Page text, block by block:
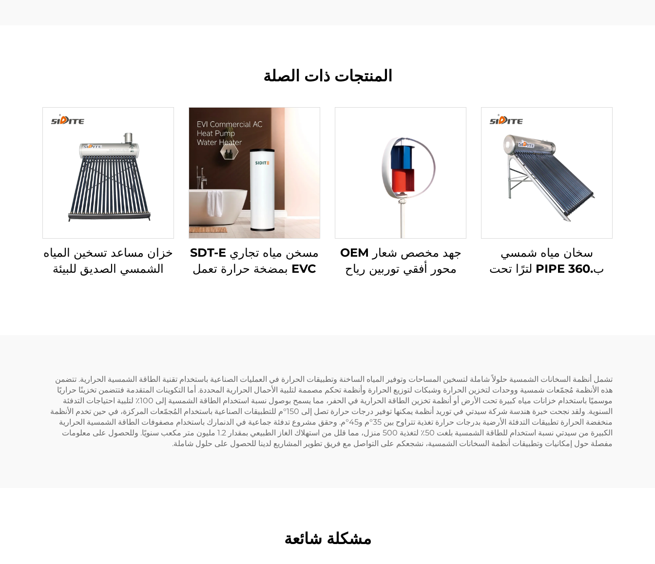
المنتجات ذات الصلة
سخان مياه شمسي
ب.PIPE 360 لترًا تحت
جهد مخصص شعار OEM
محور أفقي توربين رياح
مسخن مياه تجاري SDT-E
EVC بمضخة حرارة تعمل
خزان مساعد تسخين المياه
الشمسي الصديق للبيئة
تشمل أنظمة السخانات الشمسية حلولاً شاملة لتسخين المساحات وتوفير المياه الساخنة وتطبيقات الحرارة في العمليات الصناعية باستخدام تقنية الطاقة الشمسية الحرارية. تتضمن
هذه الأنظمة مُجمّعات شمسية ووحدات لتخزين الحرارة وشبكات لتوزيع الحرارة وأنظمة تحكم مصممة لتلبية الأحمال الحرارية المحددة. أما التكوينات المتقدمة فتتضمن تخزينًا حراريًا
موسميًا باستخدام خزانات مياه كبيرة تحت الأرض أو أنظمة تخزين الطاقة الحرارية في الحفر، مما يسمح بوصول نسبة استخدام الطاقة الشمسية إلى 100٪ لتلبية احتياجات التدفئة
السنوية. ولقد نجحت خبرة هندسة شركة سيدتي في توريد أنظمة يمكنها توفير درجات حرارة تصل إلى 150°م للتطبيقات الصناعية باستخدام المُجمّعات المركزة، في حين تخدم الأنظمة
منخفضة الحرارة تطبيقات التدفئة الأرضية بدرجات حرارة تغذية تتراوح بين 35°م و45°م. وحقق مشروع تدفئة جماعية في الدنمارك باستخدام مصفوفات الطاقة الشمسية الحرارية
الكبيرة من سيدتي نسبة استخدام للطاقة الشمسية بلغت 50٪ لتغذية 500 منزل، مما قلل من استهلاك الغاز الطبيعي بمقدار 1.2 مليون متر مكعب سنويًا. وللحصول على معلومات
مفصلة حول إمكانيات وتطبيقات أنظمة السخانات الشمسية، نشجعكم على التواصل مع فريق تطوير المشاريع لدينا للحصول على حلول شاملة.
مشكلة شائعة